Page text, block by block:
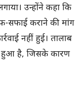
उन्होंने कहा कि
सफाई कराने की मांग
नहीं हुई। तालाब
है, जिसके कारण